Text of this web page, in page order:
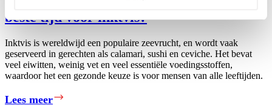
Yellowfin
Sole:
een
veelzijdig
en
beste tijd voor inktvis?
Inktvis is wereldwijd een populaire zeevrucht, en wordt vaak
geserveerd in gerechten als calamari, sushi en ceviche. Het bevat
veel eiwitten, weinig vet en veel essentiële voedingsstoffen,
waardoor het een gezonde keuze is voor mensen van alle leeftijden.
Lees meer